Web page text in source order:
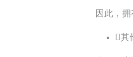
因此，
其